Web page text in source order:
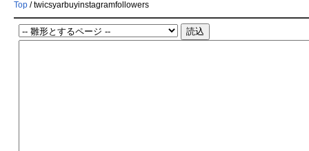
Top/ twicsyarbuyinstagramfollowers